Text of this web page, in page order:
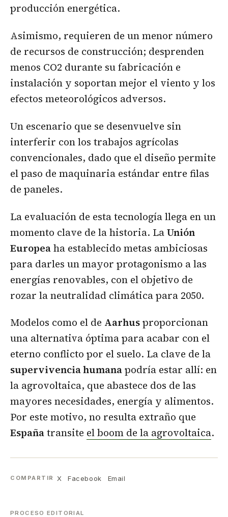
producción energética.
Asimismo, requieren de un menor número
de recursos de construcción; desprenden
menos CO2 durante su fabricación e
instalación y soportan mejor el viento y los
efectos meteorológicos adversos.
Un escenario que se desenvuelve sin
interferir con los trabajos agrícolas
convencionales, dado que el diseño permite
el paso de maquinaria estándar entre filas
de paneles.
La evaluación de esta tecnología llega en un
momento clave de la historia. LaUnión
Europeaha establecido metas ambiciosas
para darles un mayor protagonismo a las
energías renovables, con el objetivo de
rozar la neutralidad climática para 2050.
Modelos como el de Aarhusproporcionan
una alternativa óptima para acabar con el
eterno conflicto por el suelo. La clave de la
supervivencia humanapodría estar allí: en
la agrovoltaica, que abastece dos de las
mayores necesidades, energía y alimentos.
Por este motivo, no resulta extraño que
Españatransite el boom de la agrovoltaica.
COMPARTIR X Facebook Email
PROCESO EDITORIAL